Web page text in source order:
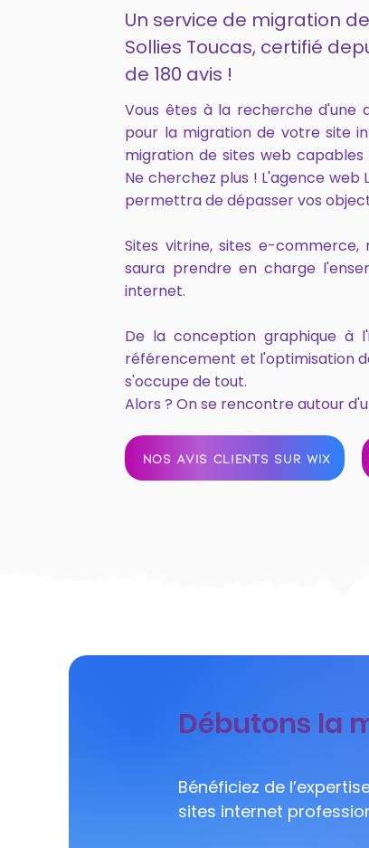
Un service de migration
Sollies Toucas, certifié
de 180 avis !
Vous êtes à la recherche d'une
pour la migration de votre site
migration de sites web
Ne cherchez plus ! L'agence web
permettra de dépasser vos
Sites vitrine, sites e-
saura prendre en charge
internet.
De la conception graphique à
référencement et l'optimisation
s'occupe de tout.
Alors ? On se rencontre autour
NOS AVIS CLIENTS SUR WIX
Débutons la
Bénéficiez de
sites internet